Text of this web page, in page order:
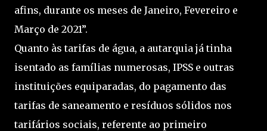
afins, durante os meses de Janeiro, Fevereiro e
Março de 2021”.
Quanto às tarifas de água, a autarquia já tinha
isentado as famílias numerosas, IPSS e outras
instituições equiparadas, do pagamento das
tarifas de saneamento e resíduos sólidos nos
tarifários sociais, referente ao primeiro